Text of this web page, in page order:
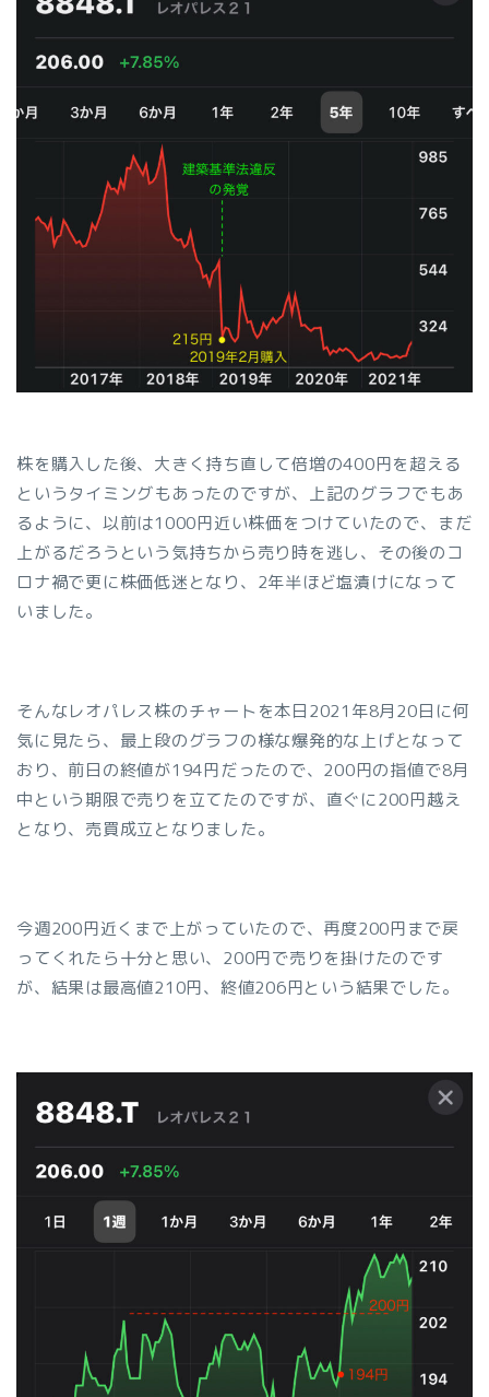
株を購入した後、大きく持ち直して倍増の400円を超える
というタイミングもあったのですが、上記のグラフでもあ
るように、以前は1000円近い株価をつけていたので、まだ
上がるだろうという気持ちから売り時を逃し、その後のコ
ロナ禍で更に株価低迷となり、2年半ほど塩漬けになって
いました。
そんなレオパレス株のチャートを本日2021年8月20日に何
気に見たら、最上段のグラフの様な爆発的な上げとなって
おり、前日の終値が194円だったので、200円の指値で8月
中という期限で売りを立てたのですが、直ぐに200円越え
となり、売買成立となりました。
今週200円近くまで上がっていたので、再度200円まで戻
ってくれたら十分と思い、200円で売りを掛けたのです
が、結果は最高値210円、終値206円という結果でした。